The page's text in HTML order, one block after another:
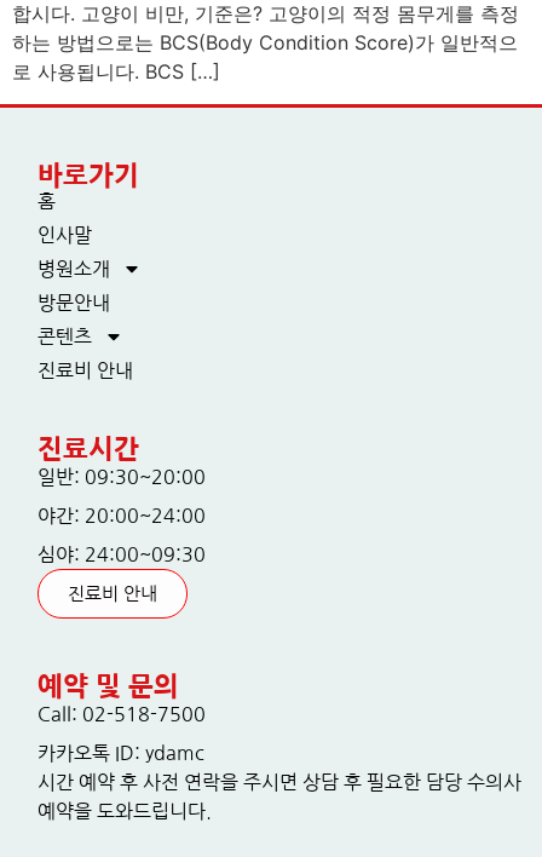
합시다. 고양이 비만, 기준은? 고양이의 적정 몸무게를 측정
하는 방법으로는 BCS(Body Condition Score)가 일반적으
로 사용됩니다. BCS […]
바로가기
홈
인사말
병원소개
방문안내
콘텐츠
진료비 안내
진료시간
일반: 09:30~20:00
야간: 20:00~24:00
심야: 24:00~09:30
진료비 안내
예약 및 문의
Call: 02-518-7500
카카오톡 ID: ydamc
시간 예약 후 사전 연락을 주시면 상담 후 필요한 담당 수의사
예약을 도와드립니다.